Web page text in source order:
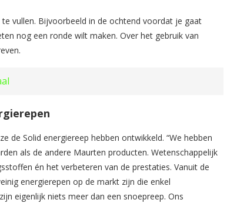
vullen. Bijvoorbeeld in de ochtend voordat je gaat
nog een ronde wilt maken. Over het gebruik van
de Solid energiereep hebben ontwikkeld. “We hebben
als de andere Maurten producten. Wetenschappelijk
én het verbeteren van de prestaties. Vanuit de
energierepen op de markt zijn die enkel
eigenlijk niets meer dan een snoepreep. Ons